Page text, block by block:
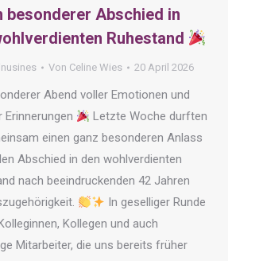
besonderer Abschied in
Ruhestand
Von Celine Wies 20 April 2026
Abend voller Emotionen und
Erinnerungen
Letzte Woche durften
einen ganz besonderen Anlass
Abschied in den wohlverdienten
nach beeindruckenden 42 Jahren
In geselliger Runde
Kollegen und auch
Mitarbeiter, die uns bereits früher